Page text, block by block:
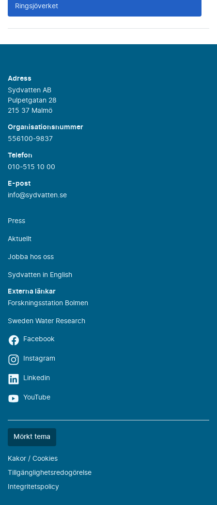
Ringsjöverket
Adress
Sydvatten AB
Pulpetgatan 28
215 37 Malmö
Organisationsnummer
556100-9837
Telefon
010-515 10 00
E-post
info@sydvatten.se
Press
Aktuellt
Jobba hos oss
Sydvatten in English
Externa länkar
Forskningsstation Bolmen
Sweden Water Research
Facebook
Instagram
Linkedin
YouTube
Färgtemat
Mörkt tema
Kakor / Cookies
Tillgänglighetsredogörelse
Integritetspolicy